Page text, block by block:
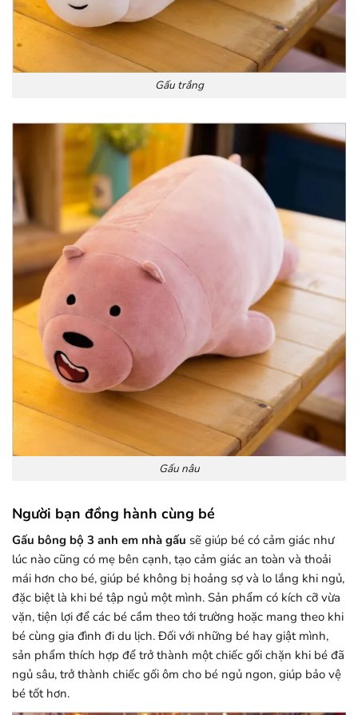
Gấu trắng
Gấu nâu
Người bạn đồng hành cùng bé
Gấu bông bộ 3 anh em nhà gấu sẽ giúp bé có cảm giác như
lúc nào cũng có mẹ bên cạnh, tạo cảm giác an toàn và thoải
mái hơn cho bé, giúp bé không bị hoảng sợ và lo lắng khi ngủ,
đặc biệt là khi bé tập ngủ một mình. Sản phẩm có kích cỡ vừa
vặn, tiện lợi để các bé cầm theo tới trường hoặc mang theo khi
bé cùng gia đình đi du lịch. Đối với những bé hay giật mình,
sản phẩm thích hợp để trở thành một chiếc gối chặn khi bé đã
ngủ sâu, trở thành chiếc gối ôm cho bé ngủ ngon, giúp bảo vệ
bé tốt hơn.